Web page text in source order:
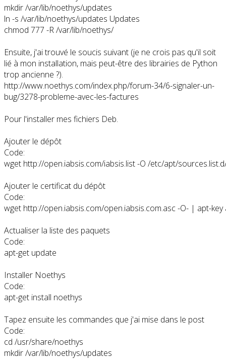
mkdir /var/lib/noethys/updates
ln -s /var/lib/noethys/updates Updates
chmod 777 -R /var/lib/noethys/
Ensuite, j'ai trouvé le soucis suivant (je ne crois pas qu'il soit
lié à mon installation, mais peut-être des librairies de Python
trop ancienne ?).
http://www.noethys.com/index.php/forum-34/6-signaler-un-
bug/3278-probleme-avec-les-factures
Pour l'installer mes fichiers Deb.
Ajouter le dépôt
Code:
wget http://open.iabsis.com/iabsis.list -O /etc/apt/
Ajouter le certificat du dépôt
Code:
wget http://open.iabsis.com/open.iabsis.com.asc -O- | apt-key
Actualiser la liste des paquets
Code:
apt-get update
Installer Noethys
Code:
apt-get install noethys
Tapez ensuite les commandes que j'ai mise dans le post
Code:
cd /usr/share/noethys
mkdir /var/lib/noethys/updates